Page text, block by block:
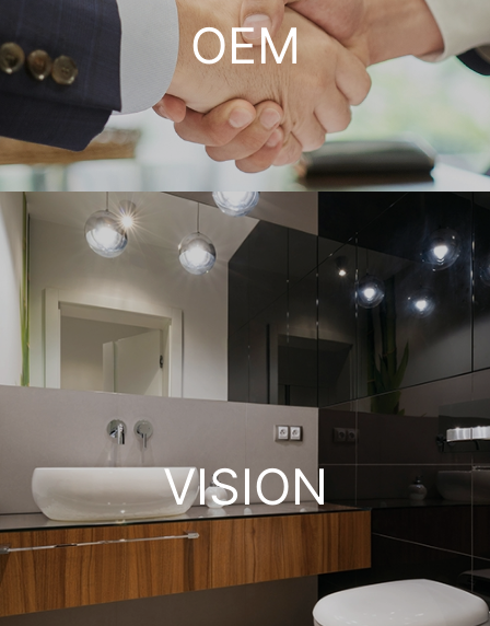
OEM
VISION